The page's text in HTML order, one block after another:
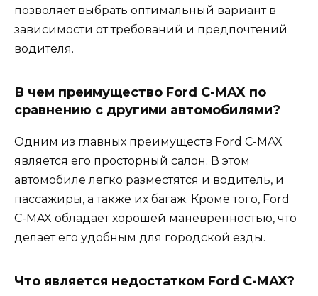
позволяет выбрать оптимальный вариант в
зависимости от требований и предпочтений
водителя.
В чем преимущество Ford C-MAX по
сравнению с другими автомобилями?
Одним из главных преимуществ Ford C-MAX
является его просторный салон. В этом
автомобиле легко разместятся и водитель, и
пассажиры, а также их багаж. Кроме того, Ford
C-MAX обладает хорошей маневренностью, что
делает его удобным для городской езды.
Что является недостатком Ford C-MAX?